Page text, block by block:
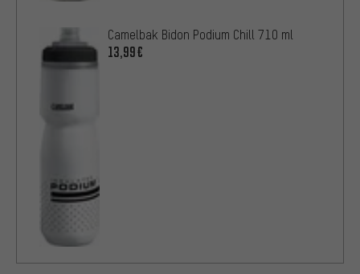
Camelbak Bidon Podium Chill 710 ml
13,99€